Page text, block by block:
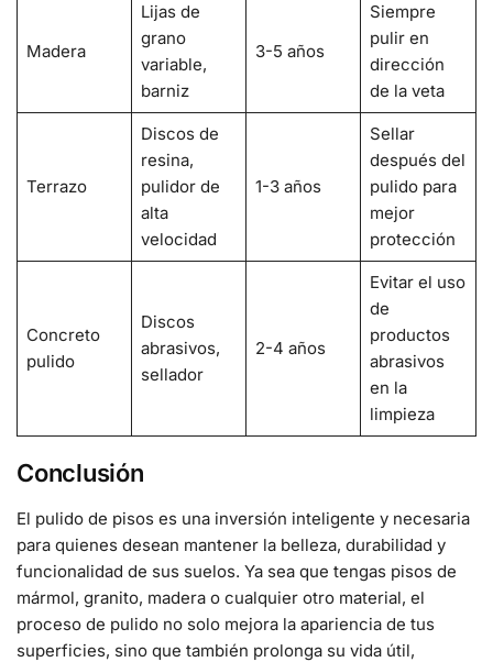
Madera
Lijas de
grano
variable,
barniz
3-5 años
Siempre
pulir en
dirección
de la veta
Terrazo
Discos de
resina,
pulidor de
alta
velocidad
1-3 años
Sellar
después del
pulido para
mejor
protección
Concreto
pulido
Discos
abrasivos,
sellador
2-4 años
Evitar el uso
de
productos
abrasivos
en la
limpieza
Conclusión
El pulido de pisos es una inversión inteligente y necesaria
para quienes desean mantener la belleza, durabilidad y
funcionalidad de sus suelos. Ya sea que tengas pisos de
mármol, granito, madera o cualquier otro material, el
proceso de pulido no solo mejora la apariencia de tus
superficies, sino que también prolonga su vida útil,